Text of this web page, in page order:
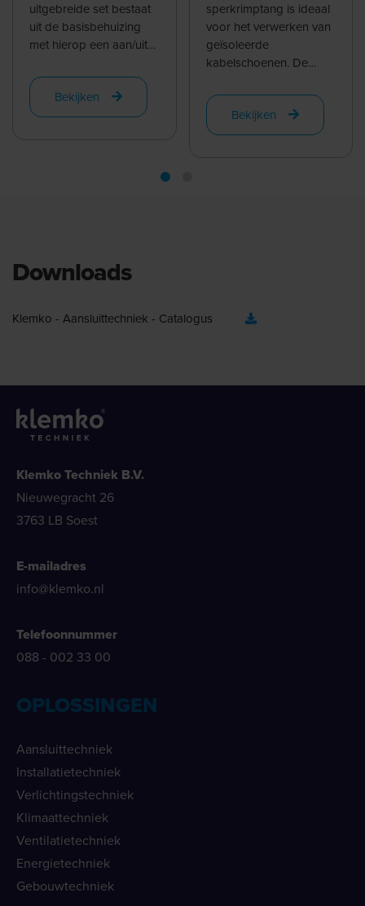
uitgebreide set bestaat
uit de basisbehuizing
met hierop een aan/uit
temperatuurregelaar en
Bekijken
ovaalpersing | 903050
sperkrimptang is ideaal
voor het verwerken van
geïsoleerde
kabelschoenen. De
gecodeerd voor snelle
en foutloze ...
Bekijken
Downloads
Klemko - Aansluittechniek - Catalogus
Klemko Techniek B.V.
Nieuwegracht 26
3763 LB Soest
E-mailadres
info@klemko.nl
Telefoonnummer
088 - 002 33 00
OPLOSSINGEN
Aansluittechniek
Installatietechniek
Verlichtingstechniek
Klimaattechniek
Ventilatietechniek
Energietechniek
Gebouwtechniek